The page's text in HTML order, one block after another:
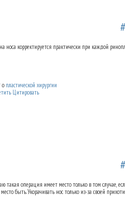
носа корректируется практически при каждой
о пластической хирургии
Цитировать
такая операция имеет место только в том случае,
быть. Укорачивать нос только из-за своей